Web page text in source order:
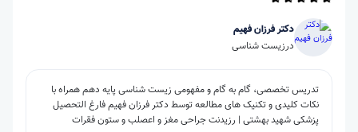
دکتر فرزان فهیم
درزیست شناسی
تدریس تخصصی، گام به گام و مفهومی زیست شناسی پایه دهم همراه با
نکات کلیدی و تکنیک های مطالعه توسط دکتر فرزان فهیم فارغ التحصیل
پزشکی شهید بهشتی | رزیدنت جراحی مغز و اعصلب و ستون فقرات